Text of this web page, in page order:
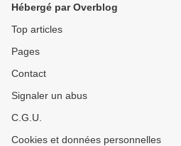
Hébergé par Overblog
Top articles
Pages
Contact
Signaler un abus
C.G.U.
Cookies et données personnelles